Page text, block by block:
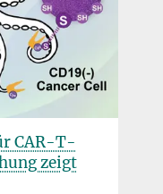
CAR-T-
zeigt